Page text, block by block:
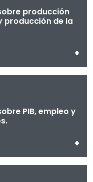
producción
producción de la
+
PIB, empleo y
+